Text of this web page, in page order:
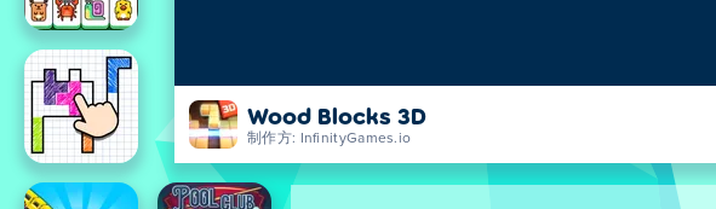
Wood Blocks 3D
制作方: InfinityGames.io